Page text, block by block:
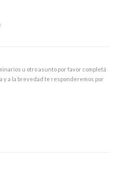
u otro asunto por favor completá
y a la brevedad te responderemos por